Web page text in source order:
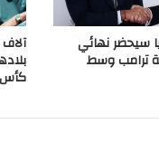
سيحضر نهائي
ترامب وسط
كأس